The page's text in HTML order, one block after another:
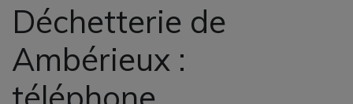
Déchetterie de
Ambérieux :